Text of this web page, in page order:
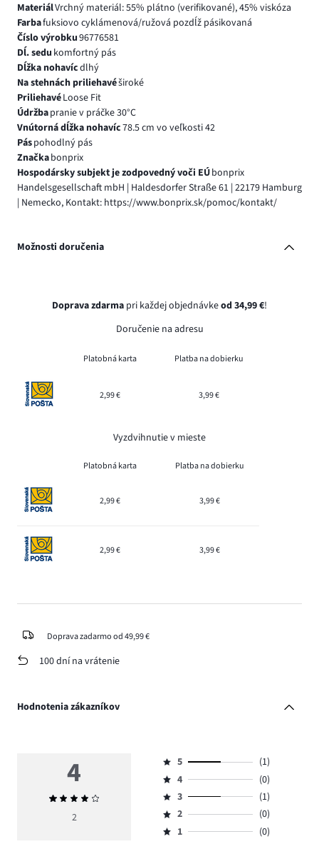
MateriálVrchný materiál: 55% plátno (verifikované), 45% viskóza
Farbafuksiovo cyklámenová/ružová pozdĺž pásikovaná
Číslo výrobku96776581
Dĺ. sedu komfortný pás
Dĺžka nohavícdlhý
Na stehnách priliehavéširoké
PriliehavéLoose Fit
Údržbapranie v práčke 30°C
Vnútorná dĺžka nohavíc78.5 cm vo veľkosti 42
Páspohodlný pás
Značkabonprix
Hospodársky subjekt je zodpovedný voči EÚbonprix
Handelsgesellschaft mbH | Haldesdorfer Straße 61 | 22179 Hamburg
| Nemecko, Kontakt: https://www.bonprix.sk/pomoc/kontakt/
Možnosti doručenia
Doprava zdarma pri každej objednávkeod 34,99 €!
Doručenie na adresu
Platobná karta Platba na dobierku
2,99 € 3,99 €
Vyzdvihnutie v mieste
Platobná karta Platba na dobierku
2,99 € 3,99 €
2,99 € 3,99 €
Doprava zadarmo od 49,99 €
100 dní na vrátenie
Hodnotenia zákazníkov
4
Priemerné
hodnotenie
2
Hodnotenie
5,
počet
hlasov
1.
5
(1)
Hodnotenie
4,
počet
hlasov
4
(0)
Hodnotenie
3,
počet
3
(1)
Hodnotenie
2,
2
(0)
Hodnotenie
1 (0)